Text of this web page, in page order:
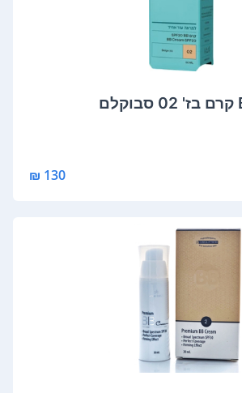
130 ₪